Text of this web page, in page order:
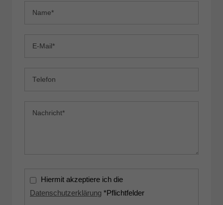
Hiermit akzeptiere ich die
Datenschutzerklärung *Pflichtfelder